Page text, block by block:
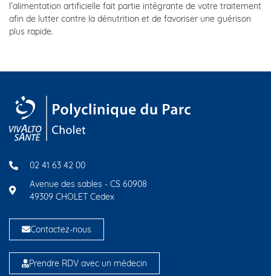
l’alimentation artificielle fait partie intégrante de votre traitement
afin de lutter contre la dénutrition et de favoriser une guérison
plus rapide.
02 41 63 42 00
Avenue des sables - CS 60908
49309 CHOLET Cedex
Contactez-nous
Prendre RDV avec un médecin